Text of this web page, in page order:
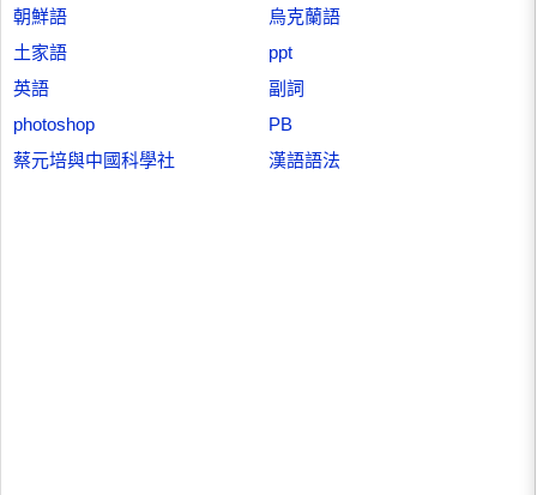
朝鮮語
烏克蘭語
土家語
ppt
英語
副詞
photoshop
PB
蔡元培與中國科學社
漢語語法